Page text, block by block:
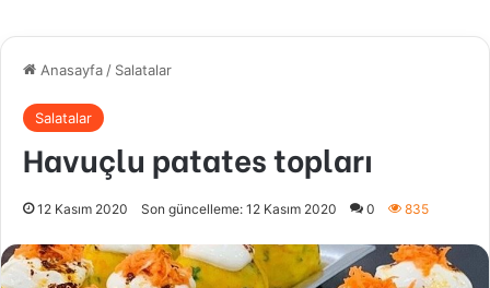
Anasayfa / Salatalar
Salatalar
Havuçlu patates topları
12 Kasım 2020 Son güncelleme: 12 Kasım 2020 0 835